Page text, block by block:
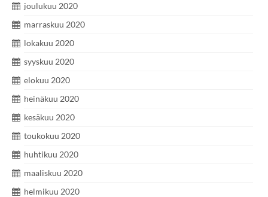
joulukuu 2020
marraskuu 2020
lokakuu 2020
syyskuu 2020
elokuu 2020
heinäkuu 2020
kesäkuu 2020
toukokuu 2020
huhtikuu 2020
maaliskuu 2020
helmikuu 2020